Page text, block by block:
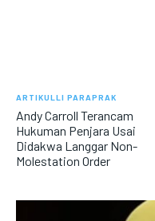
ARTIKULLI PARAPRAK
Andy Carroll Terancam
Hukuman Penjara Usai
Didakwa Langgar Non-
Molestation Order